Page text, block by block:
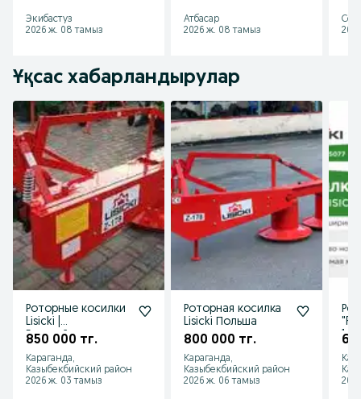
Россия
Экибастуз
2026 ж. 08 тамыз
Атбасар
2026 ж. 08 тамыз
Ұқсас хабарландырулар
Роторные косилки
Lisicki |
Европейское
850 000 тг.
Караганда,
Казыбекбийский район
2026 ж. 03 тамыз
Роторная косилка
Lisicki Польша
800 000 тг.
Караганда,
Казыбекбийский район
2026 ж. 06 тамыз